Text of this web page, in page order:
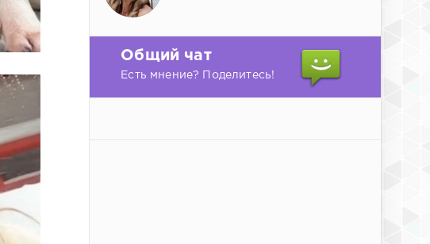
Общий чат
Есть мнение? Поделитесь!